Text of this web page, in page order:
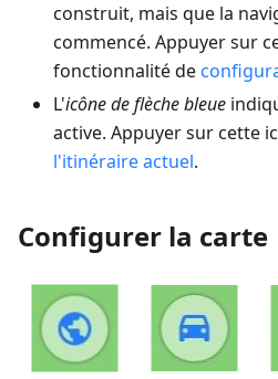
construit, mais que la
commencé. Appuyer sur
fonctionnalité de
L'icône de flèche bleue
active. Appuyer sur cette
l'itinéraire actuel.
Configurer la carte